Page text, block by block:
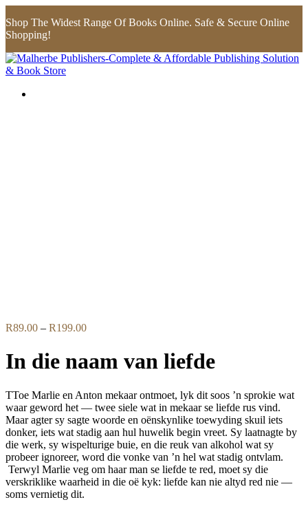
Shop The Widest Range Of Books Online. Safe & Secure Online
Shopping!
R89.00 – R199.00Price
through
In die naam van liefde
TToe Marlie en Anton mekaar ontmoet, lyk dit soos ’n sprokie wat
waar geword het — twee siele wat in mekaar se liefde rus vind.
Maar agter sy sagte woorde en oënskynlike toewyding skuil iets
donker, iets wat stadig aan hul huwelik begin vreet. Sy laatnagte by
die werk, sy wispelturige buie, en die reuk van alkohol wat sy
probeer ignoreer, word die vonke van ’n hel wat stadig ontvlam.
Terwyl Marlie veg om haar man se liefde te red, moet sy die
verskriklike waarheid in die oë kyk: liefde kan nie altyd red nie —
soms vernietig dit.